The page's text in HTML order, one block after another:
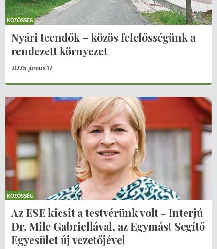
Nyári teendők – közös felelősségünk a
rendezett környezet
2025 június 17.
KÖZÖSSÉG
Az ESE kicsit a testvérünk volt - Interjú
Dr. Mile Gabriellával, az Egymást Segítő
Egyesület új vezetőjével
KÖZÖSSÉG